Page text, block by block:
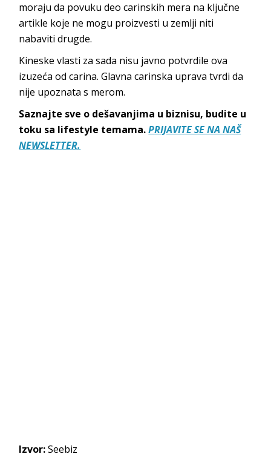
moraju da povuku deo carinskih mera na ključne
artikle koje ne mogu proizvesti u zemlji niti
nabaviti drugde.
Kineske vlasti za sada nisu javno potvrdile ova
izuzeća od carina. Glavna carinska uprava tvrdi da
nije upoznata s merom.
Saznajte sve o dešavanjima u biznisu, budite u
toku sa lifestyle temama.PRIJAVITE SE NA NAŠ
NEWSLETTER.
Izvor:Seebiz